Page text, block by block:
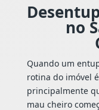
no
Quando um
rotina do imóvel
principalmente
mau cheiro